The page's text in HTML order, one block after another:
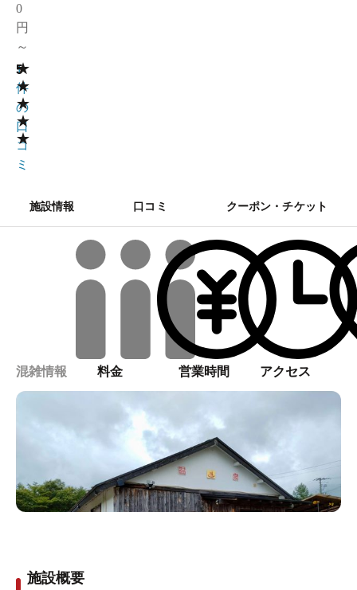
0
円
～
★
★
★
★
★
5
1
件
の
口
コ
ミ
施設情報 口コミ クーポン・チケット
混雑情報 料金 営業時間 アクセス
施設概要